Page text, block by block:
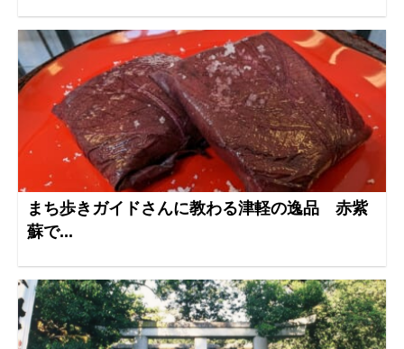
まち歩きガイドさんに教わる津軽の逸品 赤紫
蘇で...